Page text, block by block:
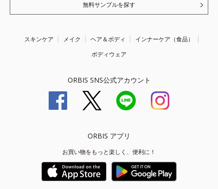
無料サンプルを探す
スキンケア メイク ヘア＆ボディ
インナーケア（食品）
ボディウェア
ORBIS SNS公式アカウント
ORBIS アプリ
お買い物をもっと楽しく、便利に！